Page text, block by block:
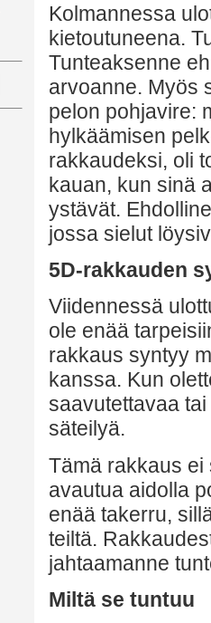
Kolmannessa
kietoutuneena.
Tunteaksenne
arvoanne. Myös
pelon pohjavire:
hylkäämisen
rakkaudeksi, oli
kauan, kun sinä
ystävät.
jossa sielut
5D-rakkauden
Viidennessä
ole enää
rakkaus syntyy
kanssa. Kun
saavutettavaa
säteilyä.
Tämä rakkaus ei
avautua aidolla
enää takerru,
teiltä.
jahtaamanne
Miltä se tuntuu